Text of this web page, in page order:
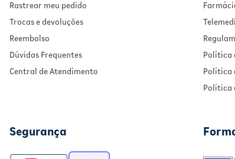
Rastrear meu pedido
Trocas e devoluções
Reembolso
Dúvidas Frequentes
Central de Atendimento
Política
Política
Política
Segurança